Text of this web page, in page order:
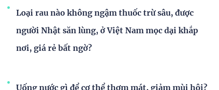
Loại rau nào không ngậm thuốc trừ sâu, được
người Nhật săn lùng, ở Việt Nam mọc dại khắp
nơi, giá rẻ bất ngờ?
Uống nước gì để cơ thể thơm mát, giảm mùi hôi?